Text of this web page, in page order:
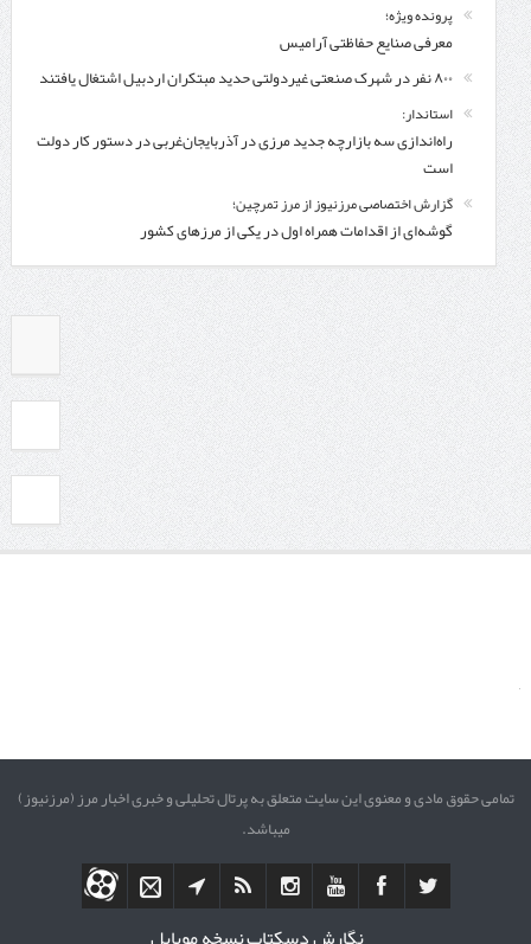
پرونده ویژه؛
معرفی صنایع حفاظتی آرامیس
۸۰۰ نفر در شهرک صنعتی غیردولتی حدید مبتکران اردبیل اشتغال یافتند
استاندار:
راه‌اندازی سه بازارچه جدید مرزی در آذربایجان‌غربی در دستور کار دولت
است
گزارش اختصاصی مرزنیوز از مرز تمرچین؛
گوشه‌ای از اقدامات همراه اول در یکی از مرزهای کشور
تمامی حقوق مادی و معنوی این سایت متعلق به پرتال تحلیلی و خبری اخبار مرز (مرزنیوز)
میباشد.